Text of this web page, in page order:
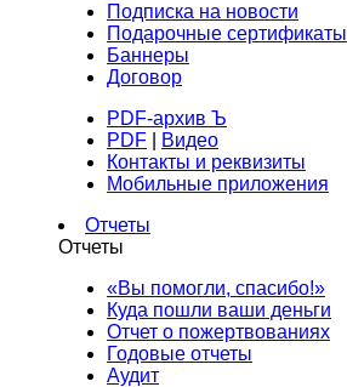
Подписка на новости
Подарочные сертификаты
Баннеры
Договор
PDF-архив Ъ
PDF
Видео
Контакты и реквизиты
Мобильные приложения
Отчеты
Отчеты
«Вы помогли, спасибо!»
Куда пошли ваши деньги
Отчет о пожертвованиях
Годовые отчеты
Аудит